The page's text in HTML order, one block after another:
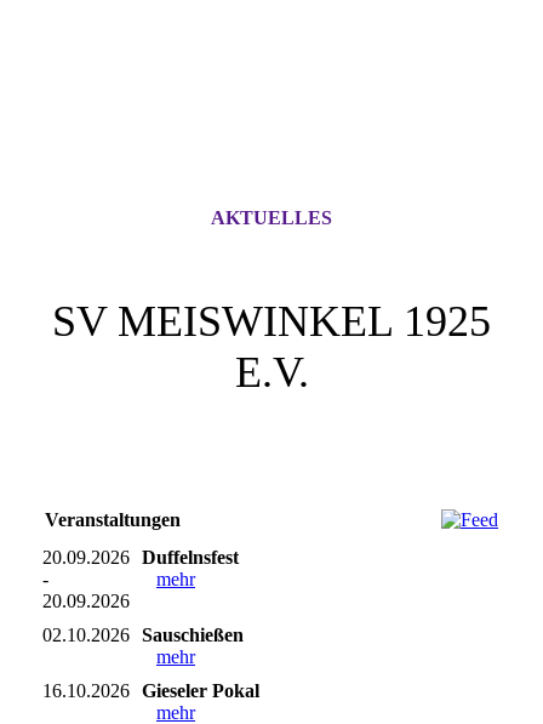
AKTUELLES
SV MEISWINKEL 1925
E.V.
Veranstaltungen
20.09.2026
-
20.09.2026
Duffelnsfest
mehr
02.10.2026 Sauschießen
mehr
16.10.2026 Gieseler Pokal
mehr